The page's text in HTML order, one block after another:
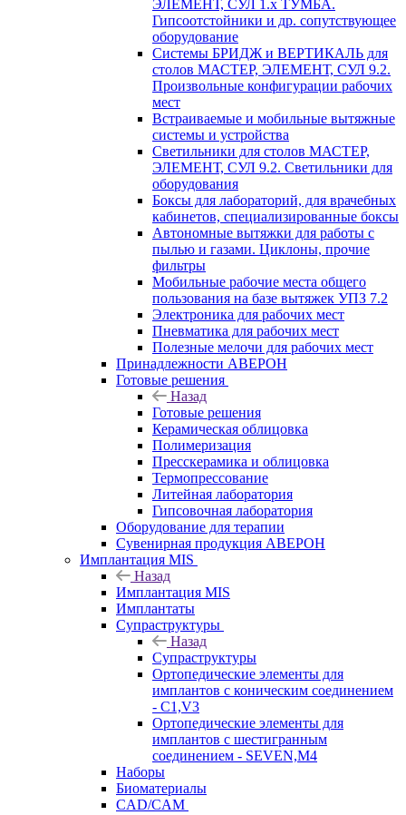
ЭЛЕМЕНТ, СУЛ 1.х ТУМБА.
Гипсоотстойники и др. сопутствующее
оборудование
Системы БРИДЖ и ВЕРТИКАЛЬ для
столов МАСТЕР, ЭЛЕМЕНТ, СУЛ 9.2.
Произвольные конфигурации рабочих
мест
Встраиваемые и мобильные вытяжные
системы и устройства
Светильники для столов МАСТЕР,
ЭЛЕМЕНТ, СУЛ 9.2. Светильники для
оборудования
Боксы для лабораторий, для врачебных
кабинетов, специализированные боксы
Автономные вытяжки для работы с
пылью и газами. Циклоны, прочие
фильтры
Мобильные рабочие места общего
пользования на базе вытяжек УПЗ 7.2
Электроника для рабочих мест
Пневматика для рабочих мест
Полезные мелочи для рабочих мест
Принадлежности АВЕРОН
Готовые решения
Назад
Готовые решения
Керамическая облицовка
Полимеризация
Пресскерамика и облицовка
Термопрессование
Литейная лаборатория
Гипсовочная лаборатория
Оборудование для терапии
Сувенирная продукция АВЕРОН
Имплантация MIS
Назад
Имплантация MIS
Имплантаты
Супраструктуры
Назад
Супраструктуры
Ортопедические элементы для
имплантов с коническим соединением
- C1,V3
Ортопедические элементы для
имплантов с шестигранным
соединением - SEVEN,M4
Наборы
Биоматериалы
CAD/CAM